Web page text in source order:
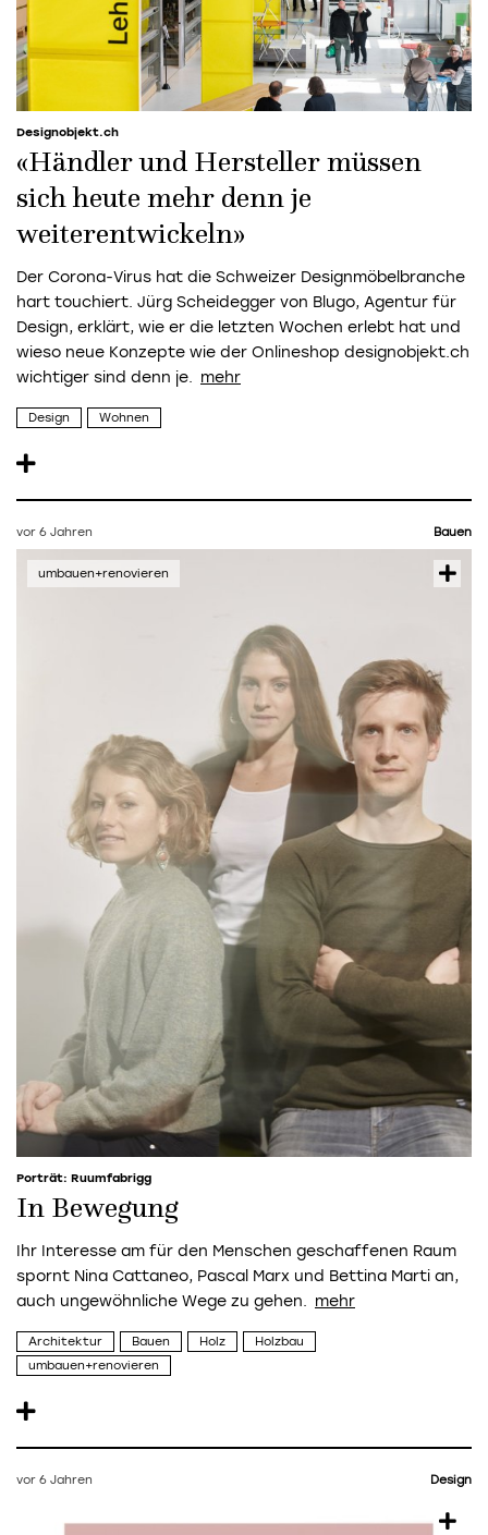
Designobjekt.ch
«Händler und Hersteller müssen
sich heute mehr denn je
weiterentwickeln»
Der Corona-Virus hat die Schweizer Designmöbelbranche
hart touchiert. Jürg Scheidegger von Blugo, Agentur für
Design, erklärt, wie er die letzten Wochen erlebt hat und
wieso neue Konzepte wie der Onlineshop designobjekt.ch
wichtiger sind denn je.
Design Wohnen
vor 6 Jahren Bauen
Porträt: Ruumfabrigg
In Bewegung
Ihr Interesse am für den Menschen geschaffenen Raum
spornt Nina Cattaneo, Pascal Marx und Bettina Marti an,
auch ungewöhnliche Wege zu gehen.
Architektur Bauen Holz
Holzbau
umbauen+renovieren
vor 6 Jahren Design